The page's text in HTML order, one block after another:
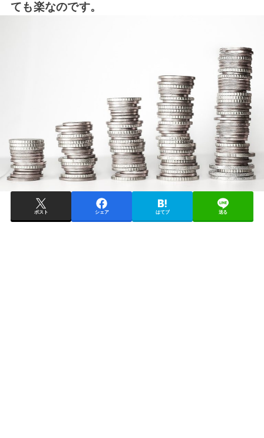
ても楽なのです。
ポスト シェア はてブ 送る